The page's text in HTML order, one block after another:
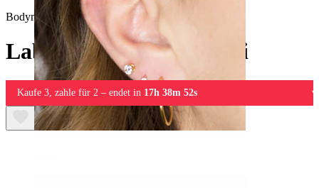
Bodymod Trend
Labret aus Titan mit Koi
Kaufe 3, zahle für 2 – endet in 17h 38m 52s